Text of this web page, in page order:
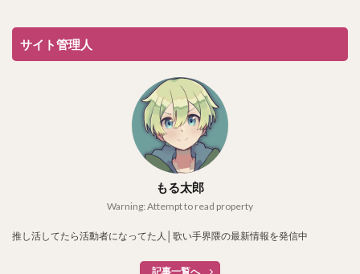
サイト管理人
もる太郎
Warning: Attempt to read property
推し活してたら活動者になってた人│歌い手界隈の最新情報を発信中
記事一覧へ